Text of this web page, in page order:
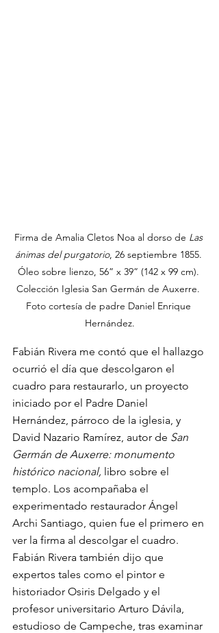
Firma de Amalia Cletos Noa al dorso de Las
ánimas del purgatorio, 26 septiembre 1855.
Óleo sobre lienzo, 56” x 39” (142 x 99 cm).
Colección Iglesia San Germán de Auxerre.
Foto cortesía de padre Daniel Enrique
Hernández.
Fabián Rivera me contó que el hallazgo
ocurrió el día que descolgaron el
cuadro para restaurarlo, un proyecto
iniciado por el Padre Daniel
Hernández, párroco de la iglesia, y
David Nazario Ramírez, autor de San
Germán de Auxerre: monumento
histórico nacional, libro sobre el
templo. Los acompañaba el
experimentado restaurador Ángel
Archi Santiago, quien fue el primero en
ver la firma al descolgar el cuadro.
Fabián Rivera también dijo que
expertos tales como el pintor e
historiador Osiris Delgado y el
profesor universitario Arturo Dávila,
estudioso de Campeche, tras examinar